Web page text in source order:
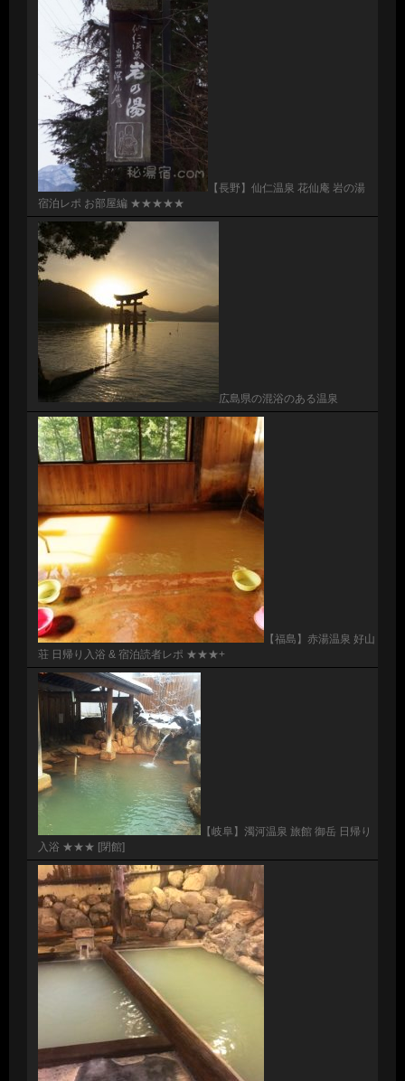
【長野】仙仁温泉 花仙庵 岩の湯
宿泊レポ お部屋編 ★★★★★
広島県の混浴のある温泉
【福島】赤湯温泉 好山
荘 日帰り入浴 & 宿泊読者レポ ★★★+
【岐阜】濁河温泉 旅館 御岳 日帰り
入浴 ★★★ [閉館]